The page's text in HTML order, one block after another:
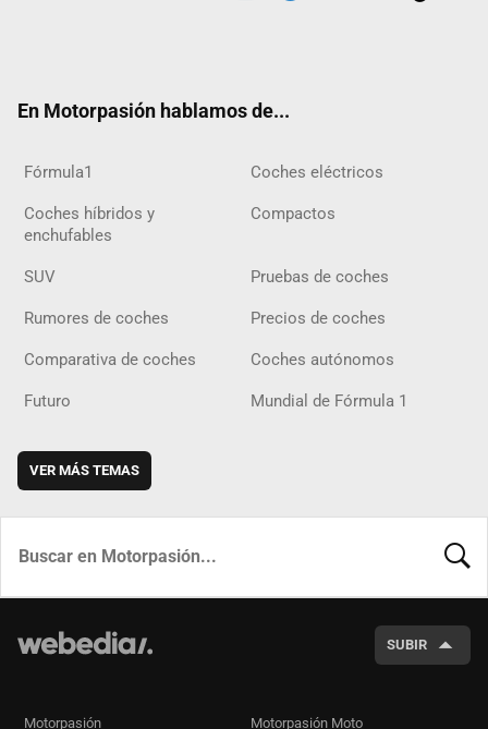
En Motorpasión hablamos de...
Fórmula1 Coches eléctricos
Coches híbridos y
enchufables
Compactos
SUV Pruebas de coches
Rumores de coches Precios de coches
Comparativa de coches Coches autónomos
Futuro Mundial de Fórmula 1
VER MÁS TEMAS
SUBIR
Motorpasión Motorpasión Moto